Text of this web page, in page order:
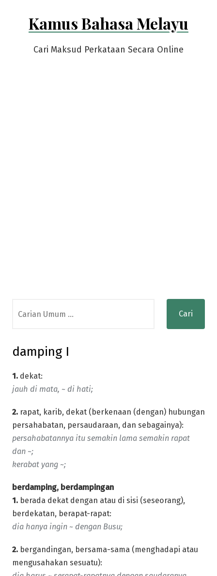
Kamus Bahasa Melayu
Cari Maksud Perkataan Secara Online
for:
damping I
1. dekat:
jauh di mata, ~ di hati;
2. rapat, karib, dekat (berkenaan (dengan) hubungan
persahabatan, persaudaraan, dan sebagainya):
persahabatannya itu semakin lama semakin rapat
dan ~;
kerabat yang ~;
berdamping, berdampingan
1. berada dekat dengan atau di sisi (seseorang),
berdekatan, berapat-rapat:
dia hanya ingin ~ dengan Busu;
2. bergandingan, bersama-sama (menghadapi atau
mengusahakan sesuatu):